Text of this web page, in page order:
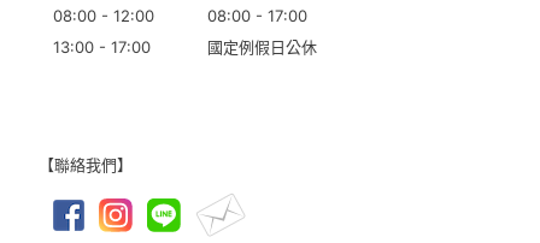
08:00 - 12:00
13:00 - 17:00
08:00 - 17:00
國定例假日公休
【聯絡我們】